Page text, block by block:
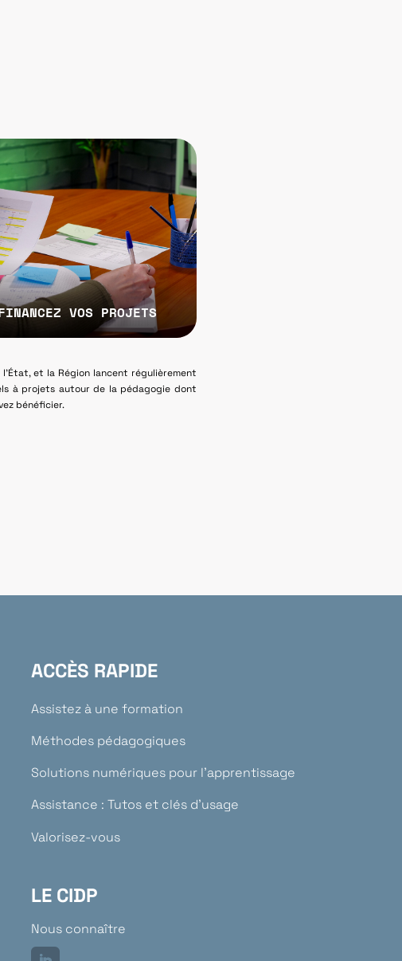
VOS PROJETS
l’État, et la Région lancent régulièrement
à projets autour de la pédagogie dont
bénéficier.
ACCÈS RAPIDE
Assistez à une formation
Méthodes pédagogiques
Solutions numériques pour l’apprentissage
Assistance : Tutos et clés d’usage
Valorisez-vous
LE CIDP
Nous connaître